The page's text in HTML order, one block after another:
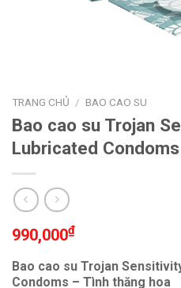
TRANG CHỦ / BAO CAO SU
Bao cao su Trojan
Lubricated
990,000₫
Bao cao su Trojan
Condoms – Tình thăng hoa